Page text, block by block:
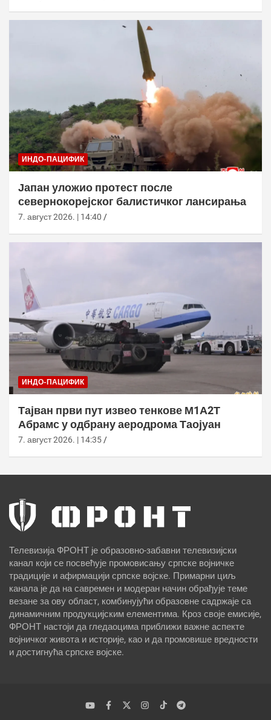
ИНДО-ПАЦИФИК
Јапан уложио протест после
севернокорејског балистичког лансирања
7. август 2026. | 14:40
ИНДО-ПАЦИФИК
Тајван први пут извео тенкове М1А2Т
Абрамс у одбрану аеродрома Таојуан
7. август 2026. | 14:35
Телевизија ФРОНТ је образовно-забавни телевизијски
канал који се посвећује промовисању српске војничке
традиције и афирмацији српске војске. Примарни циљ
канала је да на савремен и модеран начин обрађује теме
везане за ову област, комбинујући образовне садржаје са
динамичним продукцијским елементима. Кроз своје емисије,
ФРОНТ настоји да гледаоцима приближи важне аспекте
војничког живота и историје, као и да промовише вредности
и достигнућа српске војске.